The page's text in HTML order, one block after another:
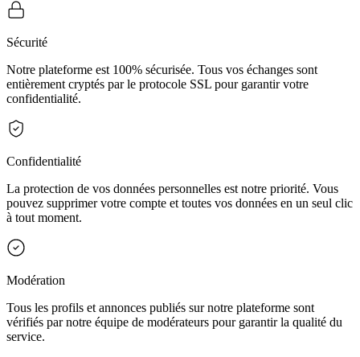
Sécurité
Notre plateforme est 100% sécurisée. Tous vos échanges sont
entièrement cryptés par le protocole SSL pour garantir votre
confidentialité.
Confidentialité
La protection de vos données personnelles est notre priorité. Vous
pouvez supprimer votre compte et toutes vos données en un seul clic
à tout moment.
Modération
Tous les profils et annonces publiés sur notre plateforme sont
vérifiés par notre équipe de modérateurs pour garantir la qualité du
service.